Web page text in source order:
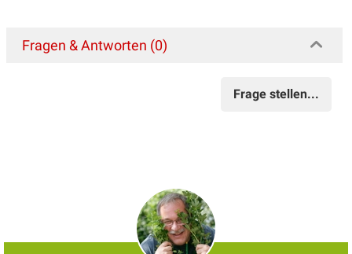
Fragen & Antworten (0)
Frage stellen...